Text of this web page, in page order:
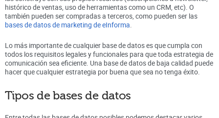
histórico de ventas, uso de herramientas como un CRM, etc). O
también pueden ser compradas a terceros, como pueden ser las
bases de datos de marketing de eInforma
Lo más importante de cualquier base de datos es que cumpla con
todos los requisitos legales y funcionales para que toda estrategia de
comunicación sea eficiente. Una base de datos de baja calidad puede
hacer que cualquier estrategia por buena que sea no tenga éxito.
Tipos de bases de datos